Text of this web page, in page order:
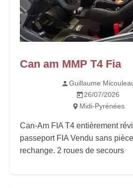
Can am MMP T4 Fia
Guillaume
26/07/2026
Midi-Pyrénées
Can-Am FIA T4 entièrement
passeport FIA Vendu sans
rechange. 2 roues de secours